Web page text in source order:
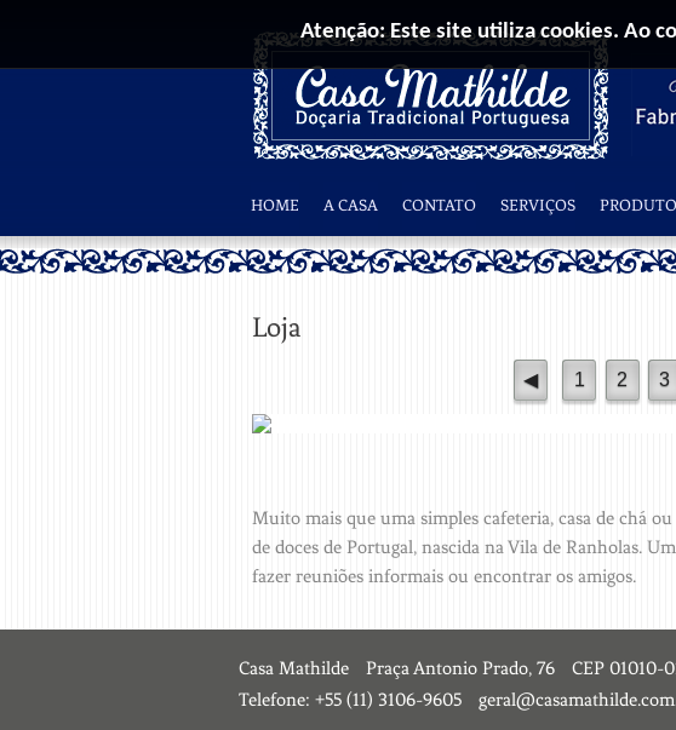
HOME A CASA CONTATO SERVIÇOS
Loja
Muito mais que uma simples cafeteria, casa de chá
de doces de Portugal, nascida na Vila de Ranholas.
fazer reuniões informais ou encontrar os amigos.
Casa Mathilde Praça Antonio Prado, 76 CEP 01010-
Telefone: +55 (11) 3106-9605
Atenção: Este site utiliza cookies. Ao